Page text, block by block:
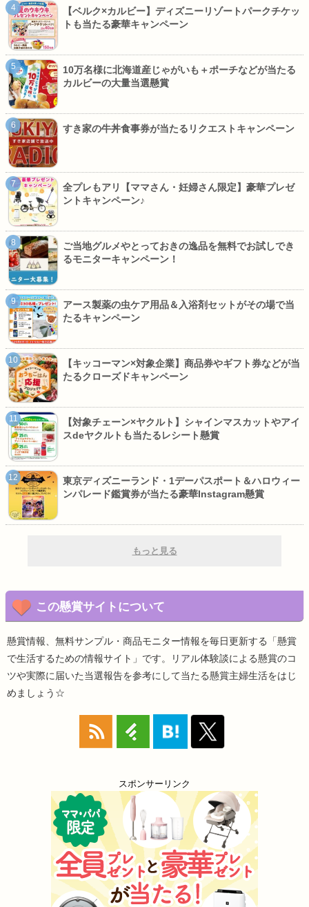
【ベルク×カルビー】ディズニーリゾートパークチケッ
トも当たる豪華キャンペーン
10万名様に北海道産じゃがいも＋ポーチなどが当たる
カルビーの大量当選懸賞
すき家の牛丼食事券が当たるリクエストキャンペーン
全プレもアリ【ママさん・妊婦さん限定】豪華プレゼ
ントキャンペーン♪
ご当地グルメやとっておきの逸品を無料でお試しでき
るモニターキャンペーン！
アース製薬の虫ケア用品＆入浴剤セットがその場で当
たるキャンペーン
【キッコーマン×対象企業】商品券やギフト券などが当
たるクローズドキャンペーン
【対象チェーン×ヤクルト】シャインマスカットやアイ
スdeヤクルトも当たるレシート懸賞
東京ディズニーランド・1デーパスポート＆ハロウィー
ンパレード鑑賞券が当たる豪華Instagram懸賞
もっと見る
この懸賞サイトについて
懸賞情報、無料サンプル・商品モニター情報を毎日更新する「懸賞
で生活するための情報サイト」です。リアル体験談による懸賞のコ
ツや実際に届いた当選報告を参考にして当たる懸賞主婦生活をはじ
めましょう☆
スポンサーリンク